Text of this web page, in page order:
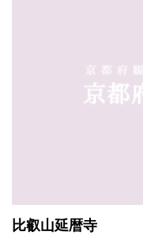
比叡山延暦寺